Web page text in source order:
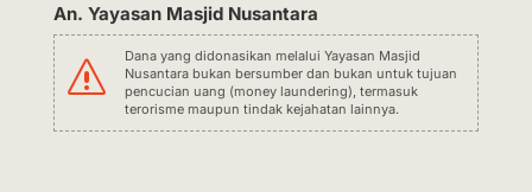
An. Yayasan Masjid Nusantara
s
Dana yang didonasikan melalui Yayasan Masjid
Nusantara bukan bersumber dan bukan untuk tujuan
pencucian uang (money laundering), termasuk
terorisme maupun tindak kejahatan lainnya.